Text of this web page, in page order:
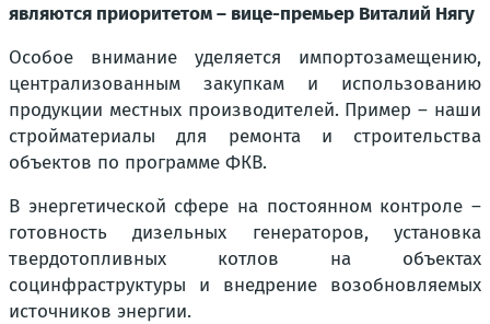
являются приоритетом – вице-премьер Виталий Нягу
Особое внимание уделяется импортозамещению,
централизованным закупкам и использованию
продукции местных производителей. Пример – наши
стройматериалы для ремонта и строительства
объектов по программе ФКВ.
В энергетической сфере на постоянном контроле –
готовность дизельных генераторов, установка
твердотопливных котлов на объектах
социнфраструктуры и внедрение возобновляемых
источников энергии.